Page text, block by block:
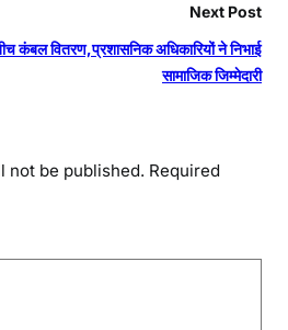
Next Post
कंबल वितरण,प्रशासनिक अधिकारियों ने निभाई
सामाजिक जिम्मेदारी
not be published. Required